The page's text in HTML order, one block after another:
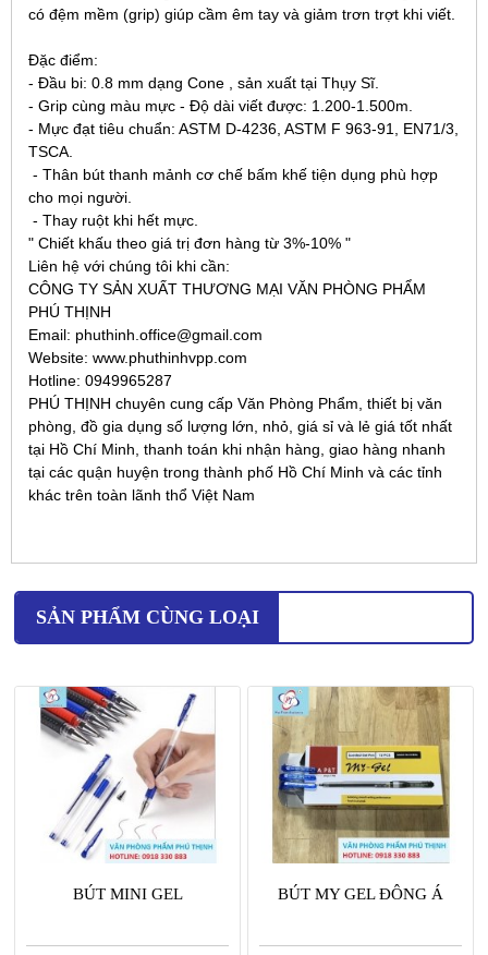
có đệm mềm (grip) giúp cầm êm tay và giảm trơn trợt khi viết.
Đặc điểm:
- Đầu bi: 0.8 mm dạng Cone , sản xuất tại Thụy Sĩ.
- Grip cùng màu mực - Độ dài viết được: 1.200-1.500m.
- Mực đạt tiêu chuẩn: ASTM D-4236, ASTM F 963-91, EN71/3,
TSCA.
- Thân bút thanh mảnh cơ chế bấm khế tiện dụng phù hợp
cho mọi người.
- Thay ruột khi hết mực.
" Chiết khấu theo giá trị đơn hàng từ 3%-10% "
Liên hệ với chúng tôi khi cần:
CÔNG TY SẢN XUẤT THƯƠNG MẠI VĂN PHÒNG PHẨM
PHÚ THỊNH
Email: phuthinh.office@gmail.com
Website: www.phuthinhvpp.com
Hotline: 0949965287
PHÚ THỊNH chuyên cung cấp Văn Phòng Phẩm, thiết bị văn
phòng, đồ gia dụng số lượng lớn, nhỏ, giá sỉ và lẻ giá tốt nhất
tại Hồ Chí Minh, thanh toán khi nhận hàng, giao hàng nhanh
tại các quận huyện trong thành phố Hồ Chí Minh và các tỉnh
khác trên toàn lãnh thổ Việt Nam
SẢN PHẨM CÙNG LOẠI
BÚT MINI GEL BÚT MY GEL ĐÔNG Á